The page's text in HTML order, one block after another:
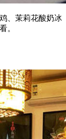
、茉莉花酸奶冰
。